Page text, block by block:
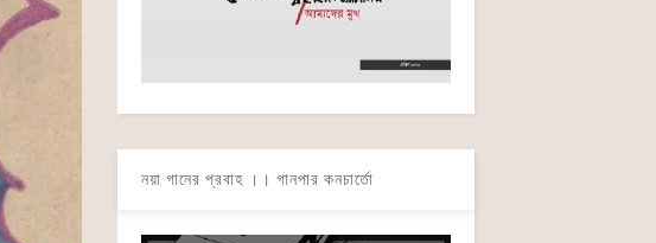
নয়া গানের প্রবাহ ।। গানপার কনচার্তো